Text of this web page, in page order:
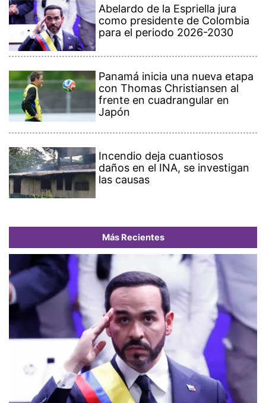
Abelardo de la Espriella jura
como presidente de Colombia
para el periodo 2026-2030
Panamá inicia una nueva etapa
con Thomas Christiansen al
frente en cuadrangular en
Japón
Incendio deja cuantiosos
daños en el INA, se investigan
las causas
Más Recientes